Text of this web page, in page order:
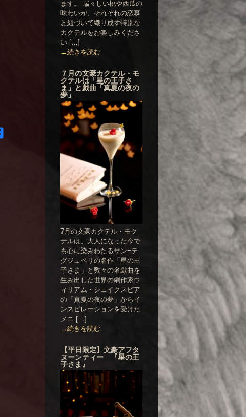
ます。 瑞々しい桃や西瓜の
味わいが、それぞれの恋慕
と紐づいて織り成す特別な
カクテルをお楽しみくださ
い […]
→続きを読む
７月の文豪カクテル・モ
クテルは「星の王子さ
ま」と戯曲「真夏の夜の
夢」
7月の文豪カクテル・モク
テルは、大人になった今で
も心に染みわたるサン=テ
グジュペリの名作「星の王
子さま」と数々の名戯曲を
生み出した世界の劇作家ウ
ィリアム・シェイクスピア
の「真夏の夜の夢」からイ
ンスピレーションを受けた
メニ […]
→続きを読む
【平日限定】文豪アフタ
ヌーンティー 『星の王
子さま』